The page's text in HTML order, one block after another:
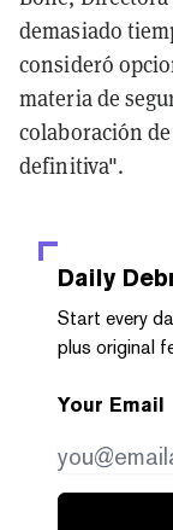
demasiado
consideró
materia de
colaboración
definitiva".
Daily
Start every
plus original
Your Email